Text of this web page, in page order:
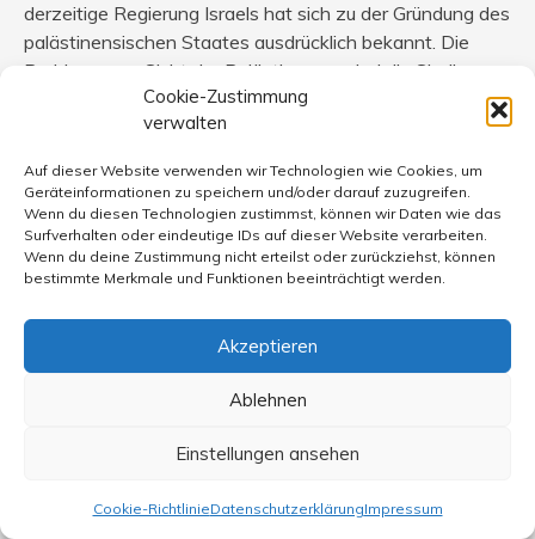
Cookie-Zustimmung
verwalten
Auf dieser Website verwenden wir Technologien wie Cookies, um
Geräteinformationen zu speichern und/oder darauf zuzugreifen.
Wenn du diesen Technologien zustimmst, können wir Daten wie das
Surfverhalten oder eindeutige IDs auf dieser Website verarbeiten.
Wenn du deine Zustimmung nicht erteilst oder zurückziehst, können
bestimmte Merkmale und Funktionen beeinträchtigt werden.
Akzeptieren
Ablehnen
Einstellungen ansehen
Cookie-RichtlinieDatenschutzerklärungImpressum
derzeitige Regierung Israels hat sich zu der Gründung des
palästinensischen Staates ausdrücklich bekannt. Die
Probleme aus Sicht der Palästinenser sind die Siedlungen
(Olmert hat die Aufgabe von Siedlungen angekündigt
bzw. Gebietsaustausch), aus Sicht Israels die fehlende
der fortgesetzte Ausbau von Siedlungen betrifft (der
weitgehend auf das Gebiet Jerusalems begrenzt ist, die
GRündung neuer Siedlungsaussenposten hat Olmerts
Regierung mit Militäreinsatz verhindert), wird dieser auch
Auch Merkel und die US-Regierung haben den
Siedlungsausbau deshalb klar kritisiert und einen Stopp
Man muss beide Seiten sehen, wenn man den Konflikt
verstehen will. So sind Kontrollpunkte gegen
terroristische Aktivitäten legitim (und aus Sicht Israels